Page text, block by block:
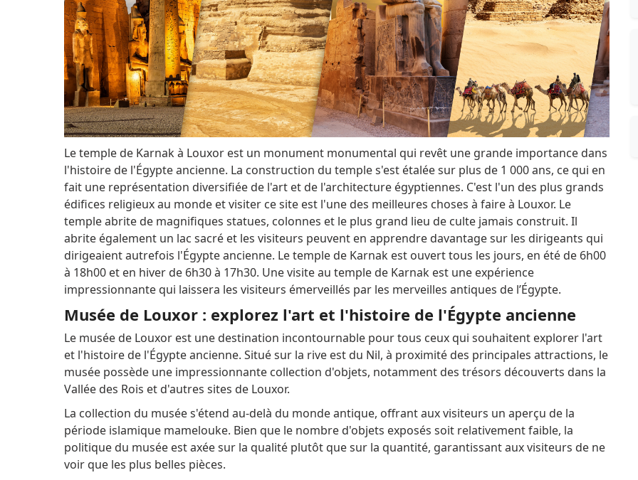
Le temple de Karnak à Louxor est un monument monumental qui revêt une grande importance dans
l'histoire de l'Égypte ancienne. La construction du temple s'est étalée sur plus de 1 000 ans, ce qui en
fait une représentation diversifiée de l'art et de l'architecture égyptiennes. C'est l'un des plus grands
édifices religieux au monde et visiter ce site est l'une des meilleures choses à faire à Louxor. Le
temple abrite de magnifiques statues, colonnes et le plus grand lieu de culte jamais construit. Il
abrite également un lac sacré et les visiteurs peuvent en apprendre davantage sur les dirigeants qui
dirigeaient autrefois l'Égypte ancienne. Le temple de Karnak est ouvert tous les jours, en été de 6h00
à 18h00 et en hiver de 6h30 à 17h30. Une visite au temple de Karnak est une expérience
impressionnante qui laissera les visiteurs émerveillés par les merveilles antiques de l’Égypte.
Musée de Louxor : explorez l'art et l'histoire de l'Égypte ancienne
Le musée de Louxor est une destination incontournable pour tous ceux qui souhaitent explorer l'art
et l'histoire de l'Égypte ancienne. Situé sur la rive est du Nil, à proximité des principales attractions, le
musée possède une impressionnante collection d'objets, notamment des trésors découverts dans la
Vallée des Rois et d'autres sites de Louxor.
La collection du musée s'étend au-delà du monde antique, offrant aux visiteurs un aperçu de la
période islamique mamelouke. Bien que le nombre d'objets exposés soit relativement faible, la
politique du musée est axée sur la qualité plutôt que sur la quantité, garantissant aux visiteurs de ne
voir que les plus belles pièces.